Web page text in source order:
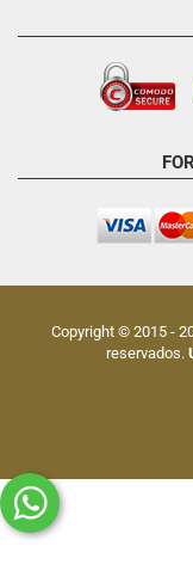
Copyright © 2015 -
reservados.